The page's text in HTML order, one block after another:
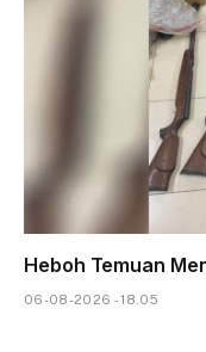
Heboh Temuan
06-08-2026 - 18.05